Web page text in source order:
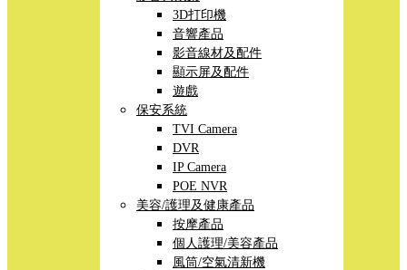
3D打印機
音響產品
影音線材及配件
顯示屏及配件
遊戲
保安系統
TVI Camera
DVR
IP Camera
POE NVR
美容/護理及健康產品
按摩產品
個人護理/美容產品
風筒/空氣清新機